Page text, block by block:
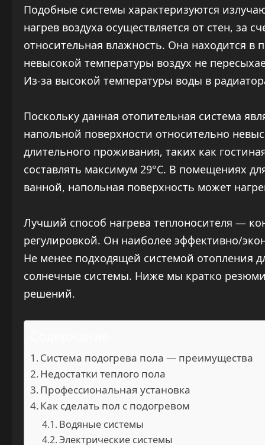
Подобные системы характеризуются
нагрев воздуха осуществляется от стен, за
относительная влажность. Она находится в
невысокой температуры воздух не
Из-за высокой температуры воды в
Поскольку данная отопительная система
напольной поверхности относительно
длительного проживания, таких как
составлять максимум 29°C. В помещениях
ванной, напольная поверхность может
Лучший способ нагрева теплоносителя —
регулировкой. Он наиболее эффективно/
Не менее подходящей системой отопления
солнечные системы. Ниже мы кратко
решений.
Система подогрева пола — преимущества
Недостатки теплого пола
Профессиональная установка
Как сделать пол с подогревом
Водяные системы
Электрические системы